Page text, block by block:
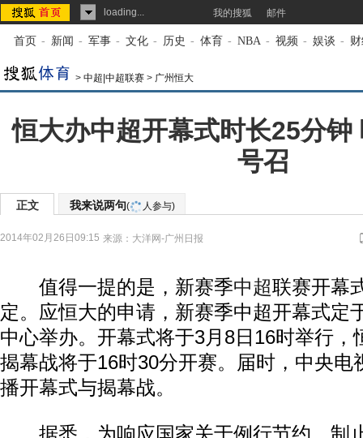
loading... 我的搜狐 邮件
首页 - 新闻 - 军事 - 文化 - 历史 - 体育 - NBA - 视频 - 娱谈 -
> 中超|中超联赛 > 广州恒大
恒大办中超开幕式时长25分钟
号召
正文 我来说两句( 人参与)
2014年02月26日09:15 来源： 大洋网-广州日报
值得一提的是，新赛季中超联赛开幕
定。应恒大的申请，新赛季中超开幕式定
中心举办。开幕式将于3月8日16时举行，
揭幕战将于16时30分开赛。届时，中央电
播开幕式与揭幕战。